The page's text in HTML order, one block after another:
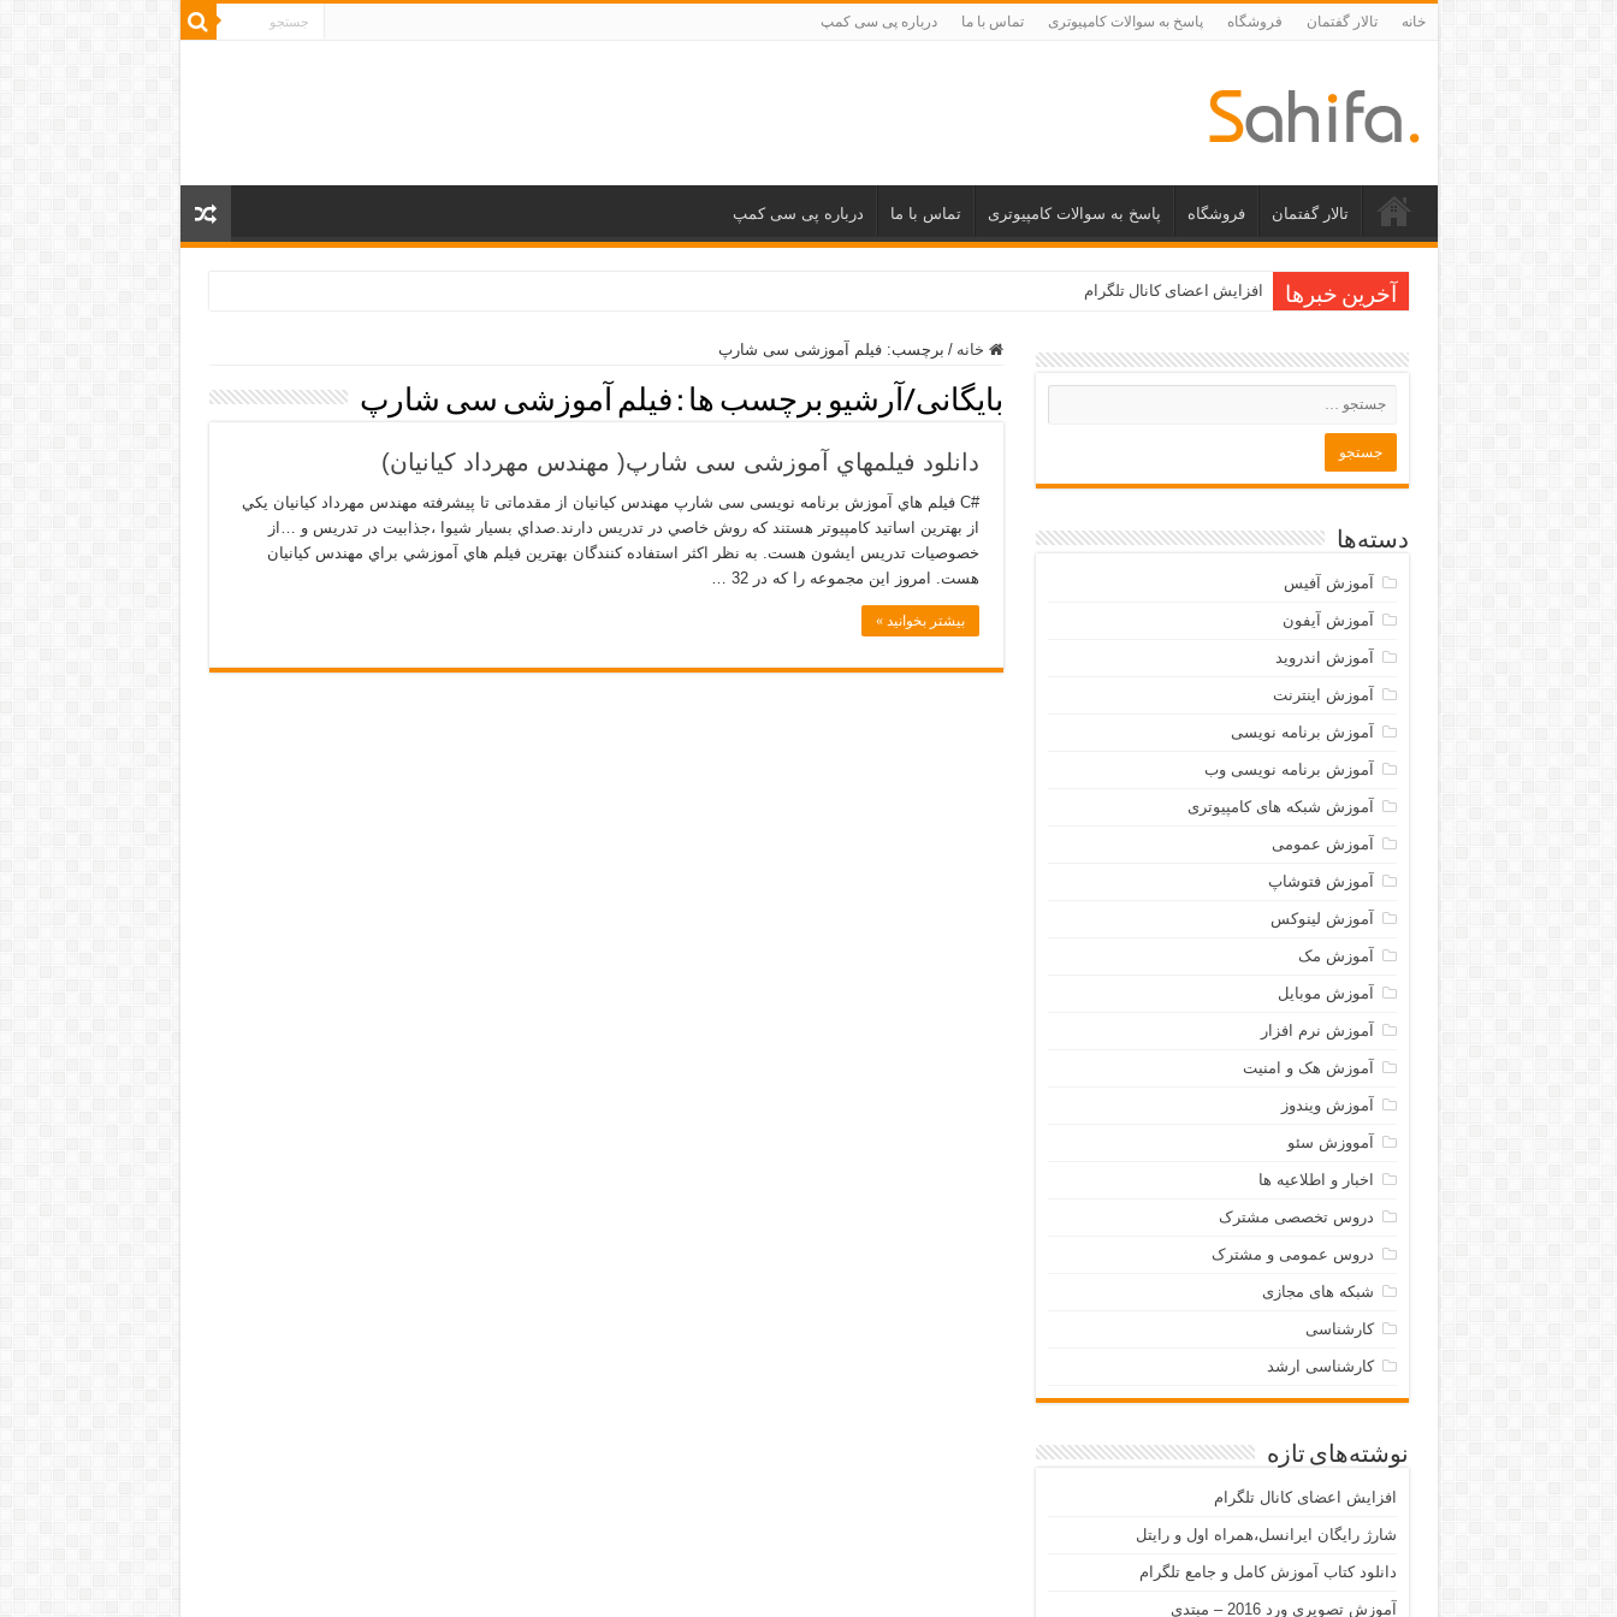
خانه تالار گفتمان فروشگاه پاسخ به سوالات کامپیوتری تماس با ما درباره پی سی کمپ
تالار گفتمان فروشگاه پاسخ به سوالات کامپیوتری تماس با ما درباره پی سی کمپ
آخرین خبرها افزایش اعضای کانال تلگرام
خانه / برچسب:فیلم آموزشی سی شارپ
بایگانی/آرشیو برچسب ها : فیلم آموزشی سی شارپ
دانلود فیلمهاي آموزشی سی شارپ( مهندس مهرداد کیانیان)
#C فيلم هاي آموزش برنامه نویسی سی شارپ مهندس کیانیان از مقدماتی تا پیشرفته مهندس مهرداد كيانيان يكي
از بهترين اساتيد كامپيوتر هستند كه روش خاصي در تدريس دارند.صداي بسيار شيوا ،جذابيت در تدريس و …از
خصوصيات تدريس ايشون هست. به نظر اكثر استفاده كنندگان بهترين فيلم هاي آموزشي براي مهندس كيانيان
هست. امروز این مجموعه را كه در 32 …
بیشتر بخوانید »
دسته‌ها
آموزش آفیس
آموزش آیفون
آموزش اندروید
آموزش اینترنت
آموزش برنامه نویسی
آموزش برنامه نویسی وب
آموزش شبکه های کامپیوتری
آموزش عمومی
آموزش فتوشاپ
آموزش لینوکس
آموزش مک
آموزش موبایل
آموزش نرم افزار
آموزش هک و امنیت
آموزش ویندوز
آمووزش سئو
اخبار و اطلاعیه ها
دروس تخصصی مشترک
دروس عمومی و مشترک
شبکه های مجازی
کارشناسی
کارشناسی ارشد
نوشته‌های تازه
افزایش اعضای کانال تلگرام
شارژ رایگان ایرانسل،همراه اول و رایتل
دانلود کتاب آموزش کامل و جامع تلگرام
آموزش تصویری ورد 2016 – مبتدی